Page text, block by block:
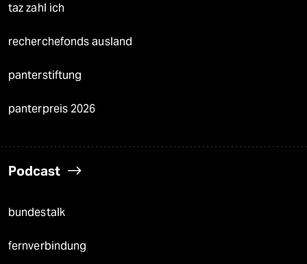
taz zahl ich
recherchefonds ausland
panterstiftung
panterpreis 2026
Podcast
bundestalk
fernverbindung